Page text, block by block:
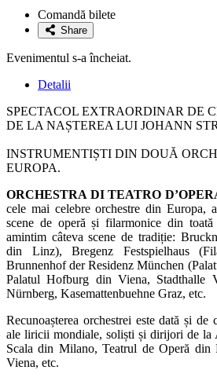
favoriteComandă bilete
Share
Evenimentul s-a încheiat.
Detalii
SPECTACOL EXTRAORDINAR DE
DE LA NAȘTEREA LUI JOHANN
INSTRUMENTIȘTI DIN DOUĂ
EUROPA.
ORCHESTRA DI TEATRO
cele mai celebre orchestre din Europa,
scene de operă și filarmonice din
amintim câteva scene de tradiție:
din Linz), Bregenz Festspielhaus
Brunnenhof der Residenz München
Palatul Hofburg din Viena, Stadthalle
Nürnberg, Kasemattenbuehne Graz, etc.
Recunoașterea orchestrei este dată și
ale liricii mondiale, soliști și dirijori de la
Scala din Milano, Teatrul de Operă din
Viena, etc.